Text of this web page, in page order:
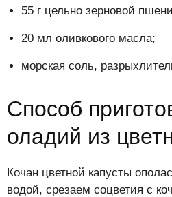
55 г цельно зерновой
20 мл оливкового масла;
морская соль,
Способ
оладий из
Кочан цветной капусты
водой, срезаем соцветия с